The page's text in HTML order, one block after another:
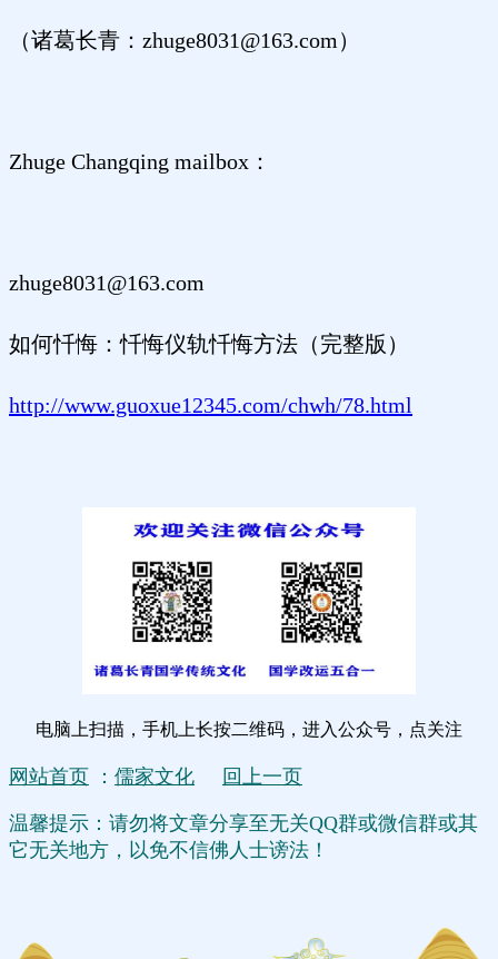
（诸葛长青：zhuge8031@163.com）
Zhuge Changqing mailbox：
zhuge8031@163.com
如何忏悔：忏悔仪轨忏悔方法（完整版）
http://www.guoxue12345.com/chwh/78.html
电脑上扫描，手机上长按二维码，进入公众号，点关注
网站首页 ： 儒家文化 回上一页
温馨提示：请勿将文章分享至无关QQ群或微信群或其
它无关地方，以免不信佛人士谤法！